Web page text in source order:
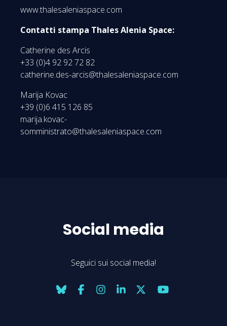
www.thalesaleniaspace.com
Contatti stampa Thales Alenia Space:
Catherine des Arcis
+33 (0)4 92 92 72 82
catherine.des-arcis@thalesaleniaspace.com
Marija Kovac
+39 (0)6 415 126 85
marija.kovac-
somministrato@thalesaleniaspace.com
Social media
Seguici sui social media!